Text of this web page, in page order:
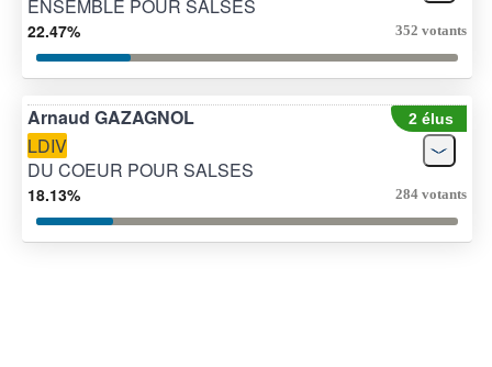
ENSEMBLE POUR SALSES
22.47% 352 votants
Arnaud GAZAGNOL 2 élus
LDIV
DU COEUR POUR SALSES
18.13% 284 votants